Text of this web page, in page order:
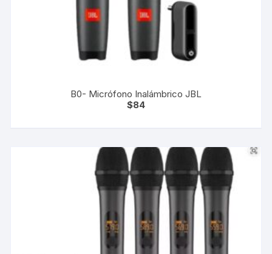
B0- Micrófono Inalámbrico JBL
$84